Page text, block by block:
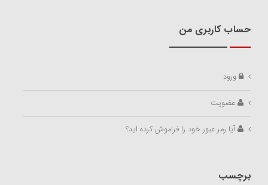
حساب کاربری من
ورود
عضویت
آیا رمز عبور خود را فراموش کرده اید؟
برچسب